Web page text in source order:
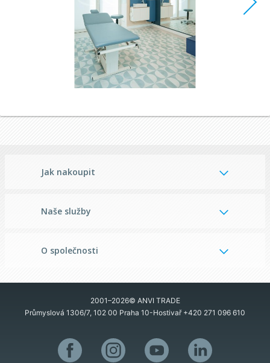
Jak nakoupit
Naše služby
O společnosti
2001–2026© ANVI TRADE
Průmyslová 1306/7, 102 00 Praha 10-Hostivař +420 271 096 610